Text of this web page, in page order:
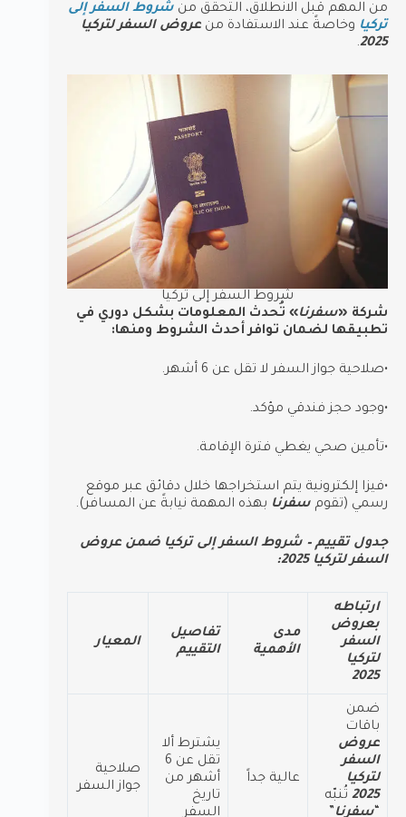
من المهم قبل الانطلاق، التحقق من شروط السفر إلى
تركيا وخاصةً عند الاستفادة من عروض السفر لتركيا
2025
.
شروط السفر إلى تركيا
شركة «سفرنا» تُحدث المعلومات بشكل دوري في
تطبيقها لضمان توافر أحدث الشروط ومنها:
•صلاحية جواز السفر لا تقل عن 6 أشهر.
•وجود حجز فندقي مؤكد.
•تأمين صحي يغطي فترة الإقامة.
•فيزا إلكترونية يتم استخراجها خلال دقائق عبر موقع
رسمي (تقوم سفرنا بهذه المهمة نيابةً عن المسافر).
جدول تقييم – شروط السفر إلى تركيا ضمن عروض
السفر لتركيا 2025:
ارتباطه
بعروض
السفر
لتركيا
2025
مدى
الأهمية
تفاصيل
التقييم
المعيار
ضمن
باقات
عروض
السفر
لتركيا
2025 تُنبّه
سفرنا”
عالية جداً
يشترط ألا
تقل عن 6
أشهر من
تاريخ
السفر
صلاحية
جواز السفر